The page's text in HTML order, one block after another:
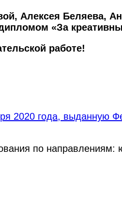
Алексея Беляева,
«За
работе!
2020 года, выданную
по